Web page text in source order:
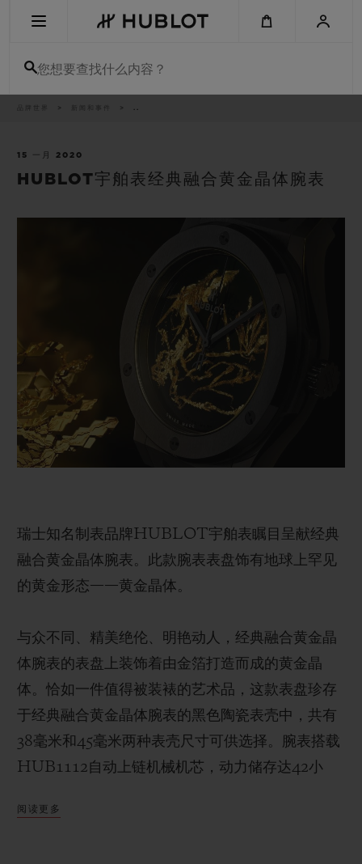
您想要查找什么内容？
新闻和事件 ..
15 一月 2020
HUBLOT宇舶表经典融合黄金晶体腕表
瑞士知名制表品牌HUBLOT宇舶表瞩目呈献经典
融合黄金晶体腕表。此款腕表表盘饰有地球上罕见
的黄金形态——黄金晶体。
与众不同、精美绝伦、明艳动人，经典融合黄金晶
体腕表的表盘上装饰着由金箔打造而成的黄金晶
体。恰如一件值得被装裱的艺术品，这款表盘珍存
于经典融合黄金晶体腕表的黑色陶瓷表壳中，共有
38毫米和45毫米两种表壳尺寸可供选择。腕表搭载
HUB1112自动上链机械机芯，动力储存达42小
腕间。
阅读更多
新品腕表
BIG BANG系列
夏日多彩陶瓷
BIG BANG系列
桃粉色陶瓷
专属服务
加入HUBLOTISTA俱乐部，即可延长质保
预期交付
安全支付
礼品小袋